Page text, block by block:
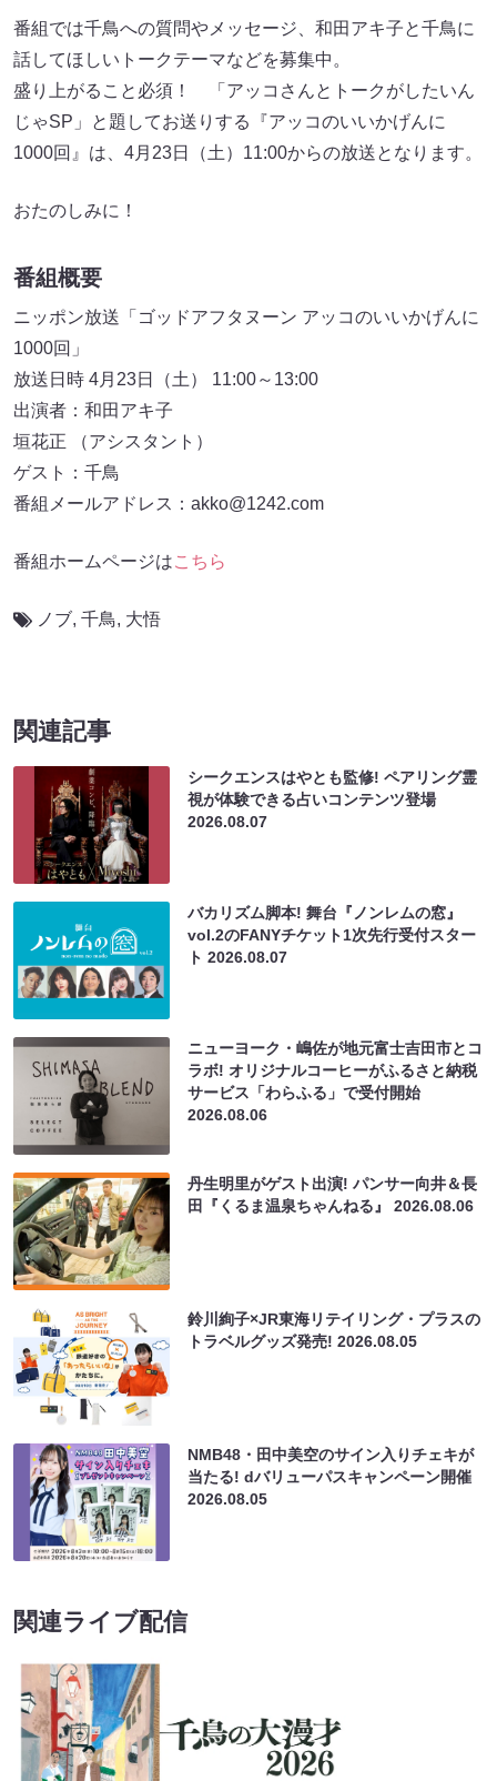
番組では千鳥への質問やメッセージ、和田アキ子と千鳥に
話してほしいトークテーマなどを募集中。
盛り上がること必須！ 「アッコさんとトークがしたいん
じゃSP」と題してお送りする『アッコのいいかげんに
1000回』は、4月23日（土）11:00からの放送となります。
おたのしみに！
番組概要
ニッポン放送「ゴッドアフタヌーン アッコのいいかげんに
1000回」
放送日時 4月23日（土） 11:00～13:00
出演者：和田アキ子
垣花正 （アシスタント）
ゲスト：千鳥
番組メールアドレス：akko@1242.com
番組ホームページはこちら
ノブ, 千鳥, 大悟
関連記事
シークエンスはやとも監修! ペアリング霊
視が体験できる占いコンテンツ登場
2026.08.07
バカリズム脚本! 舞台『ノンレムの窓』
vol.2のFANYチケット1次先行受付スター
ト2026.08.07
ニューヨーク・嶋佐が地元富士吉田市とコ
ラボ! オリジナルコーヒーがふるさと納税
サービス「わらふる」で受付開始
2026.08.06
丹生明里がゲスト出演! パンサー向井＆長
田『くるま温泉ちゃんねる』2026.08.06
鈴川絢子×JR東海リテイリング・プラスの
トラベルグッズ発売!2026.08.05
NMB48・田中美空のサイン入りチェキが
当たる! dバリューパスキャンペーン開催
2026.08.05
関連ライブ配信